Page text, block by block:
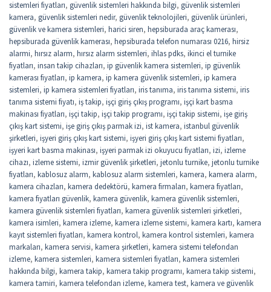
sistemleri fiyatları, güvenlik sistemleri hakkında bilgi, güvenlik sistemleri
kamera, güvenlik sistemleri nedir, güvenlik teknolojileri, güvenlik ürünleri,
güvenlik ve kamera sistemleri, harici siren, hepsiburada araç kamerası,
hepsiburada güvenlik kamerası, hepsiburada telefon numarası 0216, hirsiz
alarmi, hırsız alarm, hırsız alarm sistemleri, ihlas pdks, ikinci el turnike
fiyatları, insan takip cihazları, ip güvenlik kamera sistemleri, ip güvenlik
kamerası fiyatları, ip kamera, ip kamera güvenlik sistemleri, ip kamera
sistemleri, ip kamera sistemleri fiyatları, iris tanıma, iris tanıma sistemi, iris
tanıma sistemi fiyatı, iş takip, işçi giriş çıkış programı, işçi kart basma
makinası fiyatları, işçi takip, işçi takip programı, işçi takip sistemi, işe giriş
çıkış kart sistemi, işe giriş çıkış parmak izi, ist kamera, istanbul güvenlik
şirketleri, işyeri giriş çıkış kart sistemi, işyeri giriş çıkış kart sistemi fiyatları,
işyeri kart basma makinası, işyeri parmak izi okuyucu fiyatları, izi, izleme
cihazı, izleme sistemi, izmir güvenlik şirketleri, jetonlu turnike, jetonlu turnike
fiyatları, kablosuz alarm, kablosuz alarm sistemleri, kamera, kamera alarm,
kamera cihazları, kamera dedektörü, kamera firmaları, kamera fiyatları,
kamera fiyatları güvenlik, kamera güvenlik, kamera güvenlik sistemleri,
kamera güvenlik sistemleri fiyatları, kamera güvenlik sistemleri şirketleri,
kamera isimleri, kamera izleme, kamera izleme sistemi, kamera kartı, kamera
kayıt sistemleri fiyatları, kamera kontrol, kamera kontrol sistemleri, kamera
markaları, kamera servisi, kamera şirketleri, kamera sistemi telefondan
izleme, kamera sistemleri, kamera sistemleri fiyatları, kamera sistemleri
hakkında bilgi, kamera takip, kamera takip programı, kamera takip sistemi,
kamera tamiri, kamera telefondan izleme, kamera test, kamera ve güvenlik